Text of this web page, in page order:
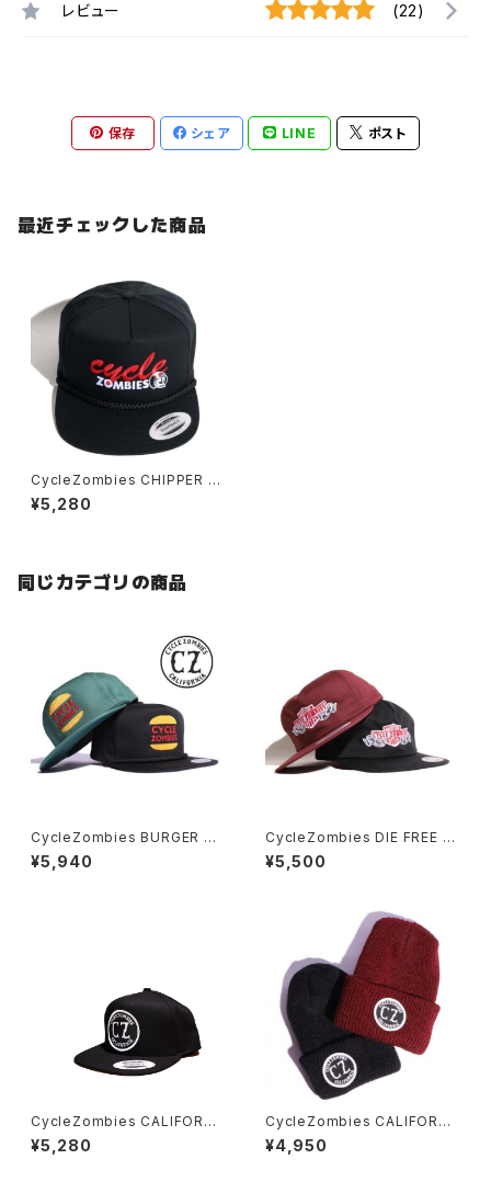
レビュー (22)
保存 シェア LINE ポスト
最近チェックした商品
CycleZombies CHIPPER S
napback Hat
¥5,280
同じカテゴリの商品
CycleZombies BURGER Sn
apback Hat
¥5,940
CycleZombies DIE FREE S
napback Hat
¥5,500
CycleZombies CALIFORNI
A HAT THT-001
¥5,280
CycleZombies CALIFORNI
A BEANIE
¥4,950